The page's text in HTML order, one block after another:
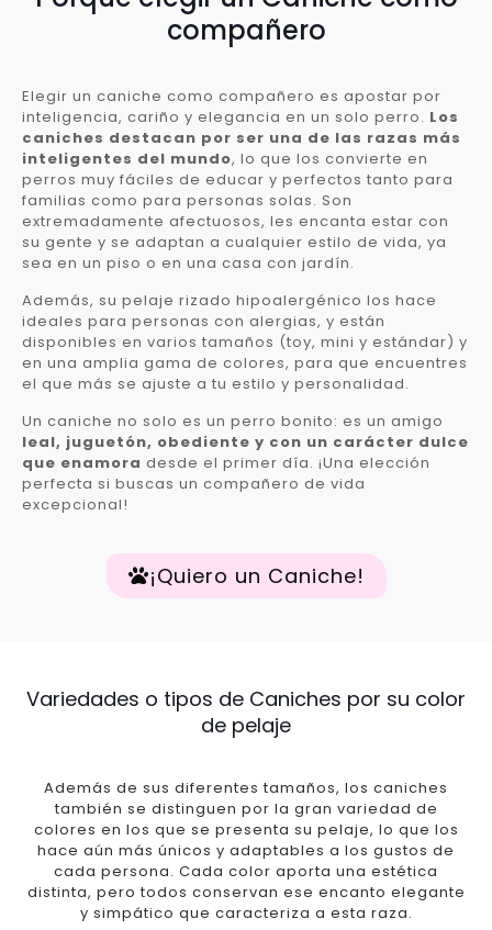
compañero
Elegir un caniche como compañero es apostar por
inteligencia, cariño y elegancia en un solo perro. Los
caniches destacan por ser una de las razas más
inteligentes del mundo, lo que los convierte en
perros muy fáciles de educar y perfectos tanto para
familias como para personas solas. Son
extremadamente afectuosos, les encanta estar con
su gente y se adaptan a cualquier estilo de vida, ya
sea en un piso o en una casa con jardín.
Además, su pelaje rizado hipoalergénico los hace
ideales para personas con alergias, y están
disponibles en varios tamaños (toy, mini y estándar) y
en una amplia gama de colores, para que encuentres
el que más se ajuste a tu estilo y personalidad.
Un caniche no solo es un perro bonito: es un amigo
leal, juguetón, obediente y con un carácter dulce
que enamora desde el primer día. ¡Una elección
perfecta si buscas un compañero de vida
excepcional!
¡Quiero un Caniche!
Variedades o tipos de Caniches por su color
de pelaje
Además de sus diferentes tamaños, los caniches
también se distinguen por la gran variedad de
colores en los que se presenta su pelaje, lo que los
hace aún más únicos y adaptables a los gustos de
cada persona. Cada color aporta una estética
distinta, pero todos conservan ese encanto elegante
y simpático que caracteriza a esta raza.